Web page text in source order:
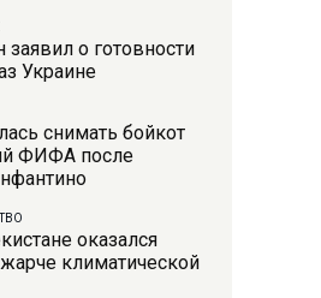
о готовности
Украине
снимать бойкот
ФИФА после
оказался
климатической